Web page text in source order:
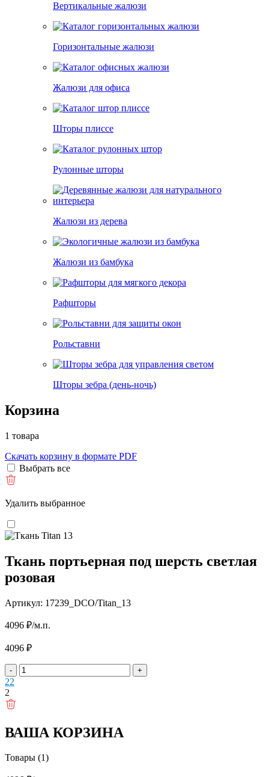
Вертикальные жалюзи
Горизонтальные жалюзи
Жалюзи для офиса
Шторы плиссе
Рулонные шторы
Жалюзи из дерева
Жалюзи из бамбука
Рафшторы
Рольставни
Шторы зебра (день-ночь)
Корзина
1 товара
Скачать корзину в формате PDF
Выбрать все
Удалить выбранное
Ткань портьерная под шерсть светлая
розовая
Артикул: 17239_DCO/Titan_13
4096 ₽/м.п.
4096 ₽
- +
22
2
ВАША КОРЗИНА
Товары (1)